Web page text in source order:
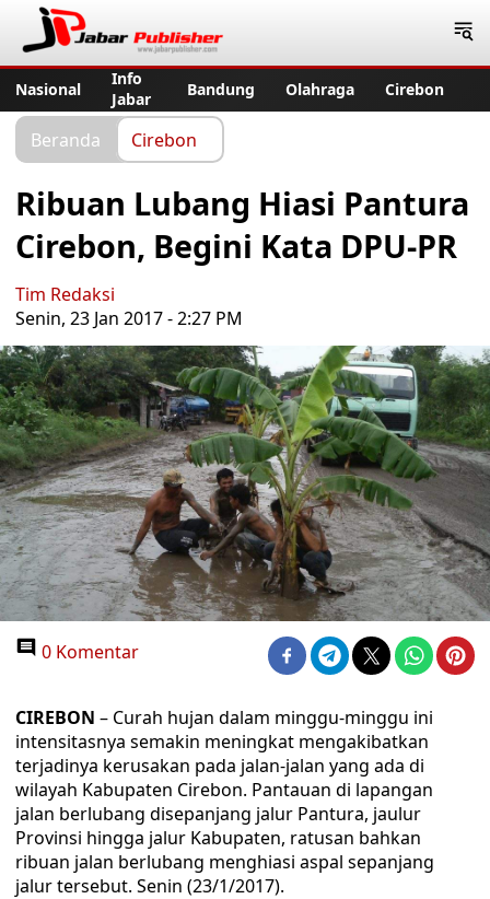
Nasional
Info
Jabar
Bandung Olahraga Cirebon
Beranda Cirebon
Ribuan Lubang Hiasi Pantura
Cirebon, Begini Kata DPU-PR
Tim Redaksi
Senin, 23 Jan 2017 - 2:27 PM
0 Komentar
CIREBON – Curah hujan dalam minggu-minggu ini
intensitasnya semakin meningkat mengakibatkan
terjadinya kerusakan pada jalan-jalan yang ada di
wilayah Kabupaten Cirebon. Pantauan di lapangan
jalan berlubang disepanjang jalur Pantura, jaulur
Provinsi hingga jalur Kabupaten, ratusan bahkan
ribuan jalan berlubang menghiasi aspal sepanjang
jalur tersebut. Senin (23/1/2017).